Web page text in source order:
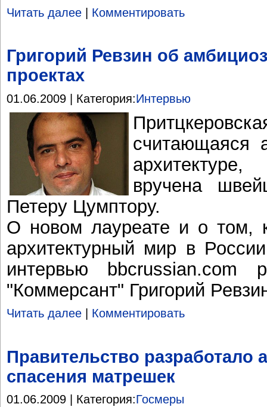
Читать далее Комментировать
Григорий Ревзин об
проектах
01.06.2009 | Категория:Интервью
считающаяся
вручена
Петеру Цумптору.
О новом лауреате и о том,
архитектурный мир в
интервью bbcrussian.com
"Коммерсант" Григорий
Читать далее Комментировать
Правительство разработало
спасения матрешек
01.06.2009 | Категория:Госмеры